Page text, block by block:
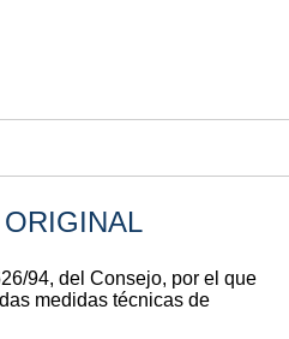
94, del Consejo, por el que
medidas técnicas de